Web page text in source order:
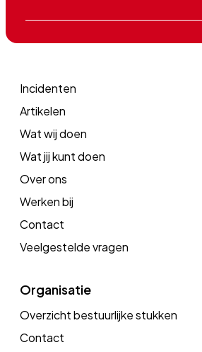
Incidenten
Artikelen
Wat wij doen
Wat jij kunt doen
Over ons
Werken bij
Contact
Veelgestelde vragen
Organisatie
Overzicht bestuurlijke stukken
Contact